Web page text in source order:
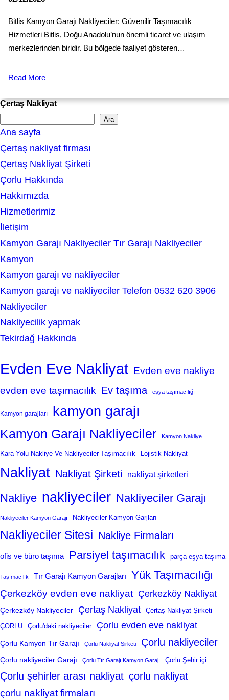
Bitlis Kamyon Garajı Nakliyeciler: Güvenilir Taşımacılık
Hizmetleri Bitlis, Doğu Anadolu’nun önemli ticaret ve ulaşım
merkezlerinden biridir. Bu bölgede faaliyet gösteren…
Read More
Çertaş Nakliyat
e
a
r
c
h
Ara
Ana sayfa
Çertaş nakliyat firması
Çertaş Nakliyat Şirketi
Çorlu Hakkında
Hakkımızda
Hizmetlerimiz
İletişim
Kamyon Garajı Nakliyeciler Tır Garajı Nakliyeciler
Kamyon
Kamyon garajı ve nakliyeciler
Kamyon garajı ve nakliyeciler Telefon 0532 620 3906
Nakliyeciler
Nakliyecilik yapmak
Tekirdağ Hakkında
Evden Eve Nakliyat Evden eve nakliye
evden eve taşımacılık Ev taşıma eşya taşımacılığı
Kamyon garajları kamyon garajı
Kamyon Garajı Nakliyeciler Kamyon Nakliye
Kara Yolu Nakliye Ve Nakliyeciler Taşımacılık Lojistik Nakliyat
Nakliyat Nakliyat Şirketi nakliyat şirketleri
Nakliye nakliyeciler Nakliyeciler Garajı
Nakliyeciler Kamyon Garajı Nakliyeciler Kamyon Garjları
Nakliyeciler Sitesi Nakliye Firmaları
ofis ve büro taşıma Parsiyel taşımacılık parça eşya taşıma
Taşımacılık Tır Garajı Kamyon Garajları Yük Taşımacılığı
Çerkezköy evden eve nakliyat Çerkezköy Nakliyat
Çerkezköy Nakliyeciler Çertaş Nakliyat Çertaş Nakliyat Şirketi
ÇORLU Çorlu'daki nakliyeciler Çorlu evden eve nakliyat
Çorlu Kamyon Tır Garajı Çorlu Nakliyat Şirketi Çorlu nakliyeciler
Çorlu nakliyeciler Garajı Çorlu Tır Garajı Kamyon Garajı Çorlu Şehir içi
Çorlu şehirler arası nakliyat çorlu nakliyat
çorlu nakliyat firmaları